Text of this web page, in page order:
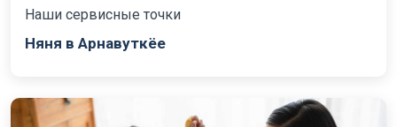
Наши сервисные точки
Няня в Арнавуткёе